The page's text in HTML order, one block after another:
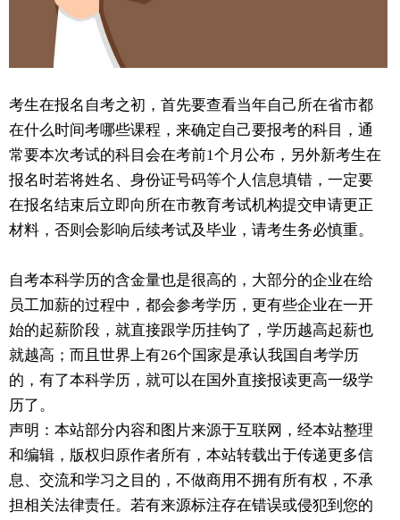
考生在报名自考之初，首先要查看当年自己所在省市都
在什么时间考哪些课程，来确定自己要报考的科目，通
常要本次考试的科目会在考前1个月公布，另外新考生在
报名时若将姓名、身份证号码等个人信息填错，一定要
在报名结束后立即向所在市教育考试机构提交申请更正
材料，否则会影响后续考试及毕业，请考生务必慎重。
自考本科学历的含金量也是很高的，大部分的企业在给
员工加薪的过程中，都会参考学历，更有些企业在一开
始的起薪阶段，就直接跟学历挂钩了，学历越高起薪也
就越高；而且世界上有26个国家是承认我国自考学历
的，有了本科学历，就可以在国外直接报读更高一级学
历了。
声明：本站部分内容和图片来源于互联网，经本站整理
和编辑，版权归原作者所有，本站转载出于传递更多信
息、交流和学习之目的，不做商用不拥有所有权，不承
担相关法律责任。若有来源标注存在错误或侵犯到您的